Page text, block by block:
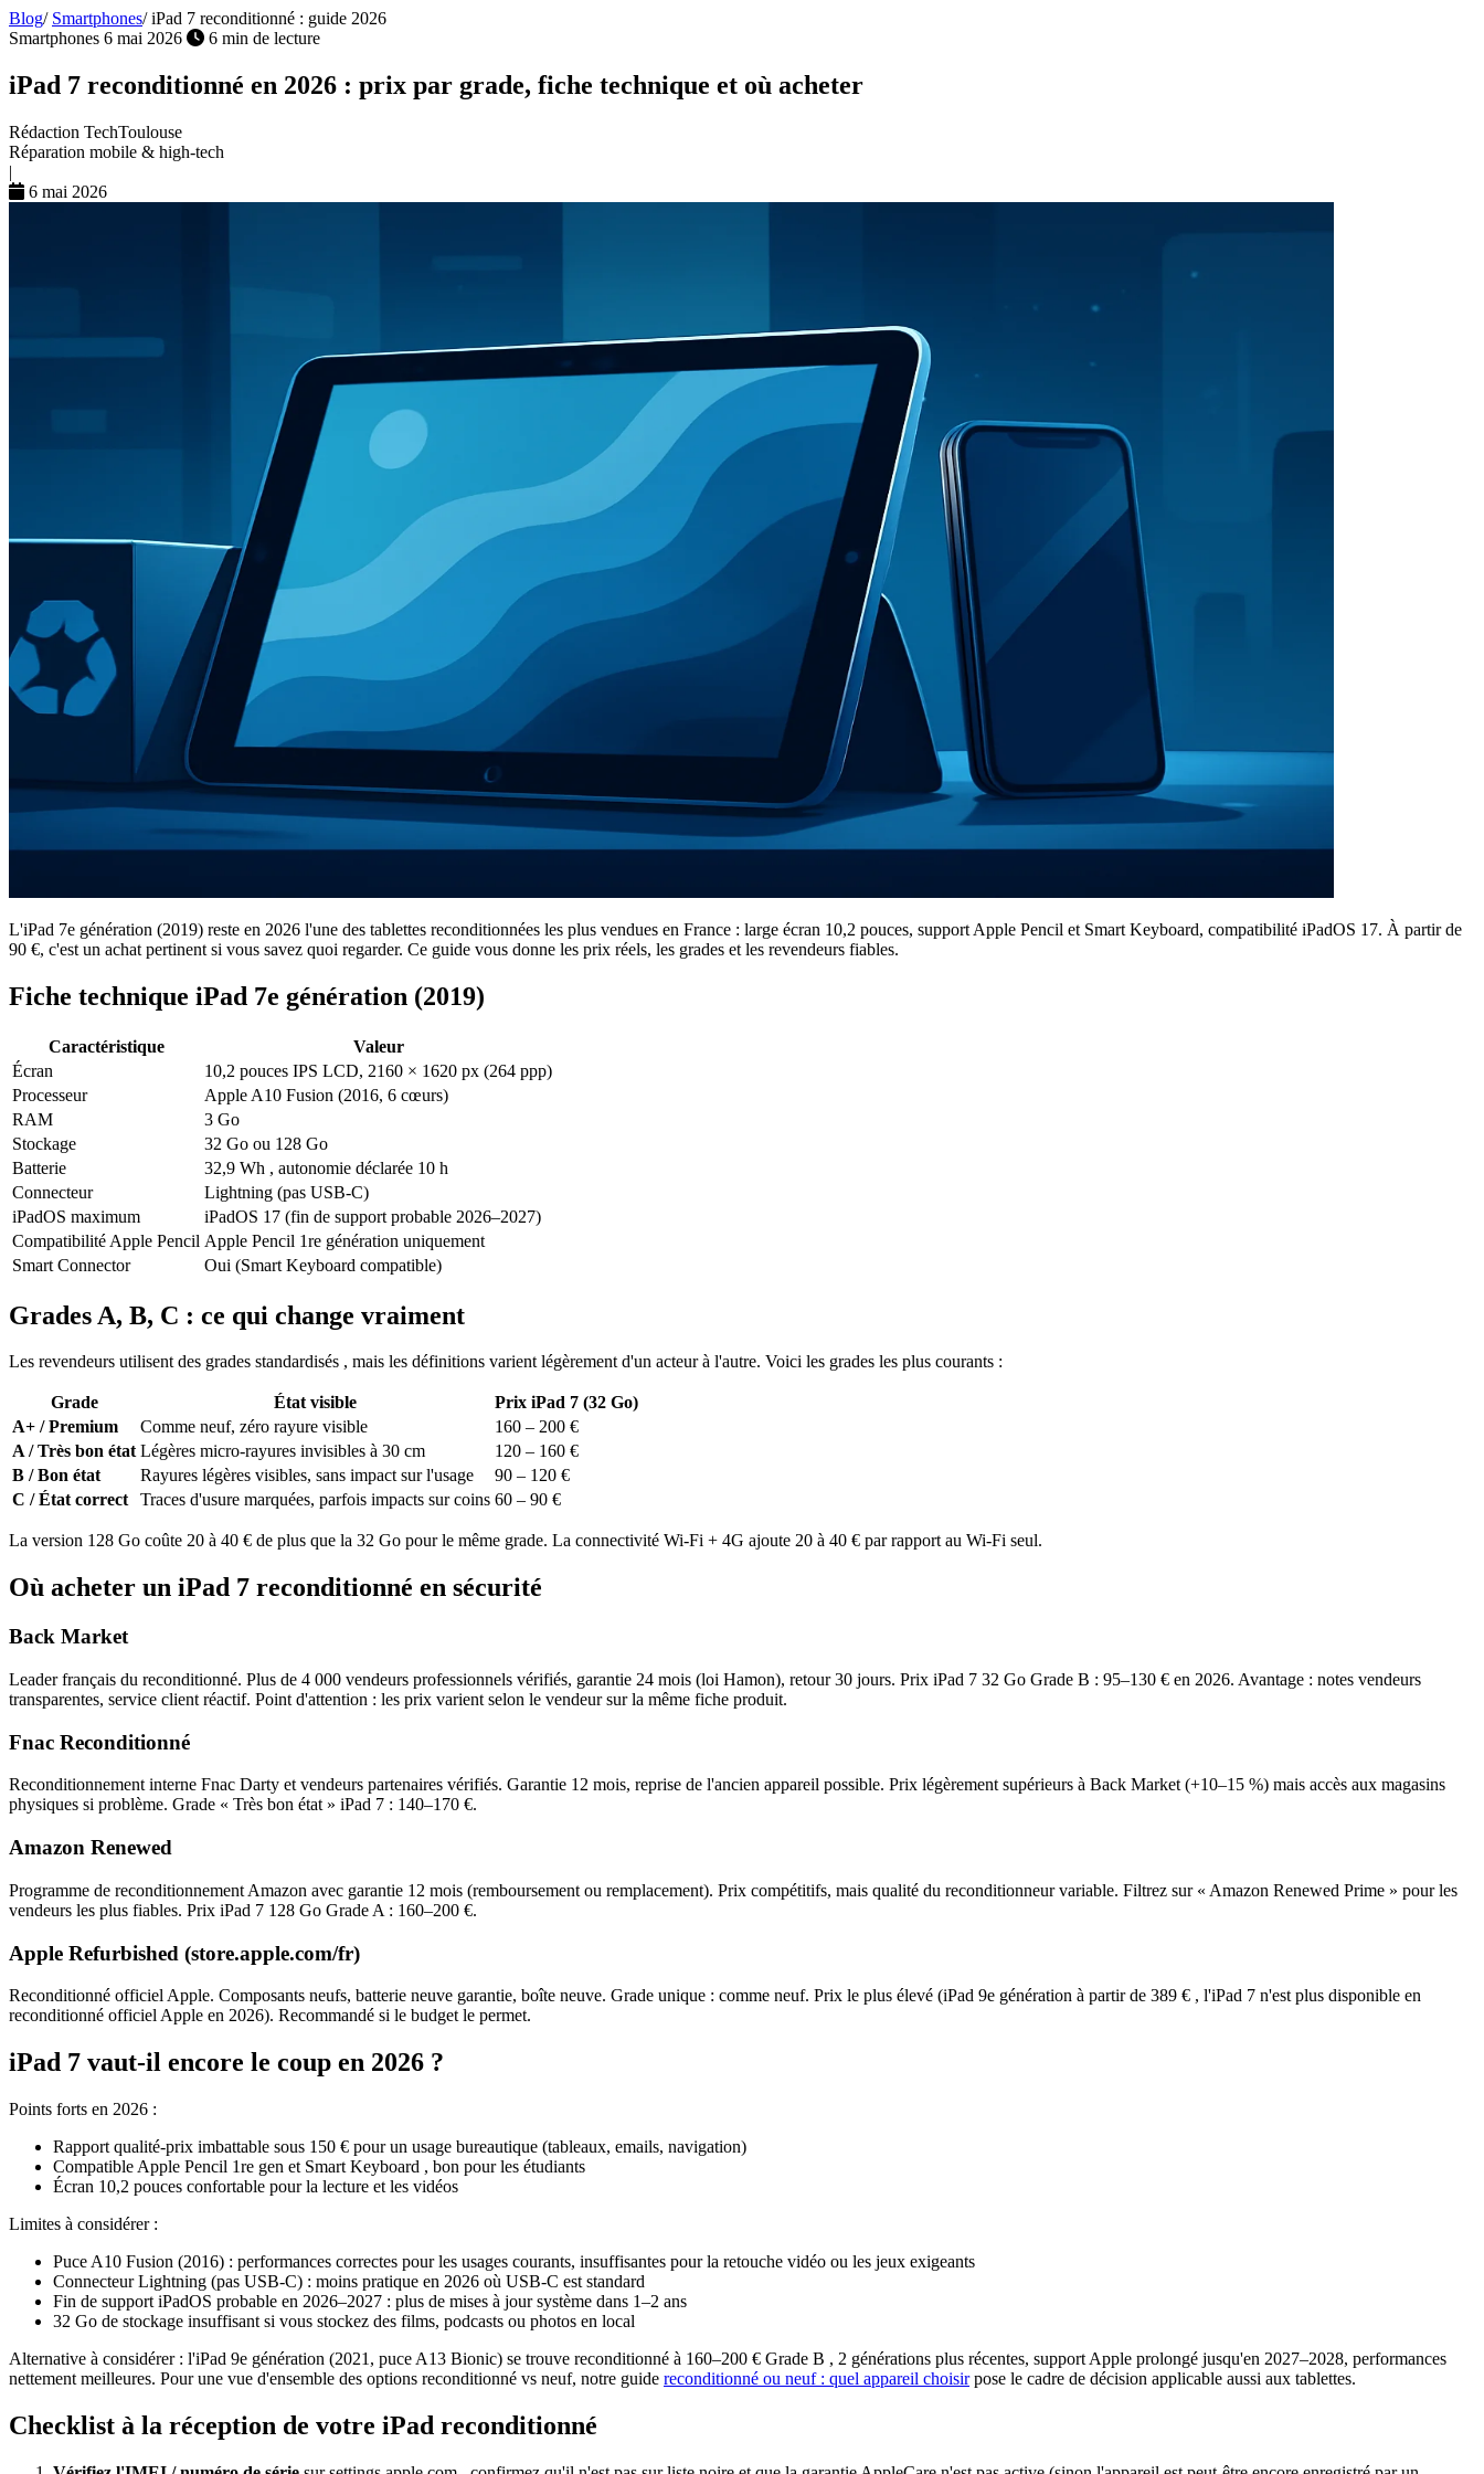
Blog/ Smartphones/ iPad 7 reconditionné : guide 2026
Smartphones 6 mai 2026 6 min de lecture
iPad 7 reconditionné en 2026 : prix par grade, fiche technique et où acheter
Rédaction TechToulouse
Réparation mobile & high-tech
|
6 mai 2026
L'iPad 7e génération (2019) reste en 2026 l'une des tablettes reconditionnées les plus vendues en France : large écran 10,2 pouces, support Apple Pencil et Smart Keyboard, compatibilité iPadOS 17. À partir de
90 €, c'est un achat pertinent si vous savez quoi regarder. Ce guide vous donne les prix réels, les grades et les revendeurs fiables.
Fiche technique iPad 7e génération (2019)
Caractéristique
Valeur
Écran
10,2 pouces IPS LCD, 2160 × 1620 px (264 ppp)
Processeur
Apple A10 Fusion (2016, 6 cœurs)
RAM
3 Go
Stockage
32 Go ou 128 Go
Batterie
32,9 Wh , autonomie déclarée 10 h
Connecteur
Lightning (pas USB-C)
iPadOS maximum
iPadOS 17 (fin de support probable 2026–2027)
Compatibilité Apple Pencil Apple Pencil 1re génération uniquement
Smart Connector
Oui (Smart Keyboard compatible)
Grades A, B, C : ce qui change vraiment
Les revendeurs utilisent des grades standardisés , mais les définitions varient légèrement d'un acteur à l'autre. Voici les grades les plus courants :
Grade État visible
Prix iPad 7 (32 Go)
A+ / Premium
Comme neuf, zéro rayure visible
160 – 200 €
A / Très bon état Légères micro-rayures invisibles à 30 cm
120 – 160 €
B / Bon état
Rayures légères visibles, sans impact sur l'usage
90 – 120 €
C / État correct
Traces d'usure marquées, parfois impacts sur coins 60 – 90 €
La version 128 Go coûte 20 à 40 € de plus que la 32 Go pour le même grade. La connectivité Wi-Fi + 4G ajoute 20 à 40 € par rapport au Wi-Fi seul.
Où acheter un iPad 7 reconditionné en sécurité
Back Market
Leader français du reconditionné. Plus de 4 000 vendeurs professionnels vérifiés, garantie 24 mois (loi Hamon), retour 30 jours. Prix iPad 7 32 Go Grade B : 95–130 € en 2026. Avantage : notes vendeurs
transparentes, service client réactif. Point d'attention : les prix varient selon le vendeur sur la même fiche produit.
Fnac Reconditionné
Reconditionnement interne Fnac Darty et vendeurs partenaires vérifiés. Garantie 12 mois, reprise de l'ancien appareil possible. Prix légèrement supérieurs à Back Market (+10–15 %) mais accès aux magasins
physiques si problème. Grade « Très bon état » iPad 7 : 140–170 €.
Amazon Renewed
Programme de reconditionnement Amazon avec garantie 12 mois (remboursement ou remplacement). Prix compétitifs, mais qualité du reconditionneur variable. Filtrez sur « Amazon Renewed Prime » pour les
vendeurs les plus fiables. Prix iPad 7 128 Go Grade A : 160–200 €.
Apple Refurbished (store.apple.com/fr)
Reconditionné officiel Apple. Composants neufs, batterie neuve garantie, boîte neuve. Grade unique : comme neuf. Prix le plus élevé (iPad 9e génération à partir de 389 € , l'iPad 7 n'est plus disponible en
reconditionné officiel Apple en 2026). Recommandé si le budget le permet.
iPad 7 vaut-il encore le coup en 2026 ?
Points forts en 2026 :
Rapport qualité-prix imbattable sous 150 € pour un usage bureautique (tableaux, emails, navigation)
Compatible Apple Pencil 1re gen et Smart Keyboard , bon pour les étudiants
Écran 10,2 pouces confortable pour la lecture et les vidéos
Limites à considérer :
Puce A10 Fusion (2016) : performances correctes pour les usages courants, insuffisantes pour la retouche vidéo ou les jeux exigeants
Connecteur Lightning (pas USB-C) : moins pratique en 2026 où USB-C est standard
Fin de support iPadOS probable en 2026–2027 : plus de mises à jour système dans 1–2 ans
32 Go de stockage insuffisant si vous stockez des films, podcasts ou photos en local
Alternative à considérer : l'iPad 9e génération (2021, puce A13 Bionic) se trouve reconditionné à 160–200 € Grade B , 2 générations plus récentes, support Apple prolongé jusqu'en 2027–2028, performances
nettement meilleures. Pour une vue d'ensemble des options reconditionné vs neuf, notre guide reconditionné ou neuf : quel appareil choisirpose le cadre de décision applicable aussi aux tablettes.
Checklist à la réception de votre iPad reconditionné